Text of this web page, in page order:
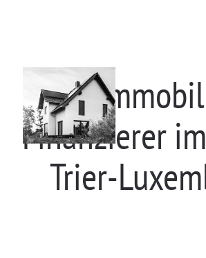
Ihr
Finanzierer
Trier-